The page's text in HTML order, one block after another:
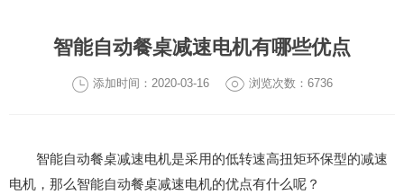
智能自动餐桌减速电机有哪些优点
添加时间：2020-03-16 浏览次数：6736
智能自动餐桌减速电机是采用的低转速高扭矩环保型的减速
电机，那么智能自动餐桌减速电机的优点有什么呢？